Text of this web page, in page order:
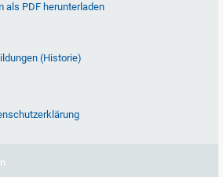
als PDF herunterladen
(Historie)